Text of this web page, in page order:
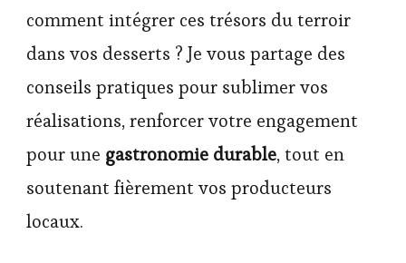
comment intégrer ces trésors du terroir
dans vos desserts ? Je vous partage des
conseils pratiques pour sublimer vos
réalisations, renforcer votre engagement
pour une gastronomie durable, tout en
soutenant fièrement vos producteurs
locaux.